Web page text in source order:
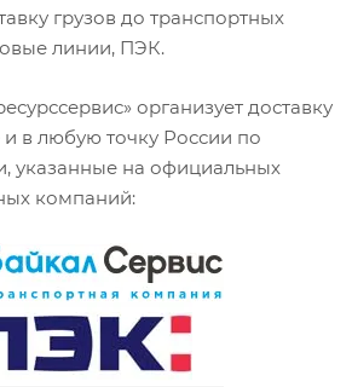
грузов до транспортных
линии, ПЭК.
организует доставку
в любую точку России по
указанные на официальных
компаний: